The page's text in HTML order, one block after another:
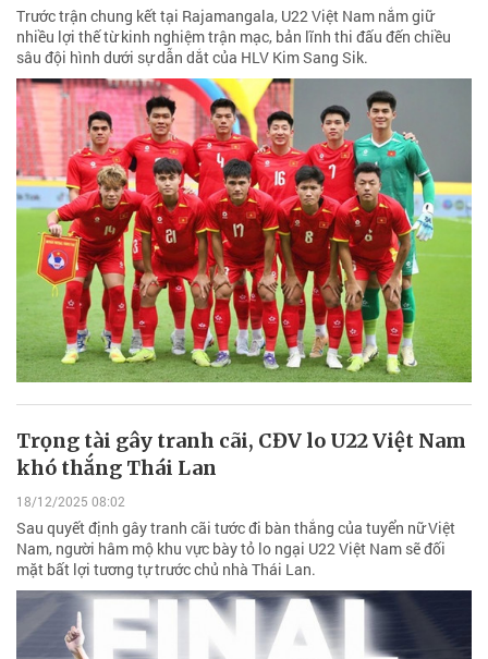
Trước trận chung kết tại Rajamangala, U22 Việt Nam nắm giữ
nhiều lợi thế từ kinh nghiệm trận mạc, bản lĩnh thi đấu đến chiều
sâu đội hình dưới sự dẫn dắt của HLV Kim Sang Sik.
Trọng tài gây tranh cãi, CĐV lo U22 Việt Nam
khó thắng Thái Lan
18/12/2025 08:02
Sau quyết định gây tranh cãi tước đi bàn thắng của tuyển nữ Việt
Nam, người hâm mộ khu vực bày tỏ lo ngại U22 Việt Nam sẽ đối
mặt bất lợi tương tự trước chủ nhà Thái Lan.